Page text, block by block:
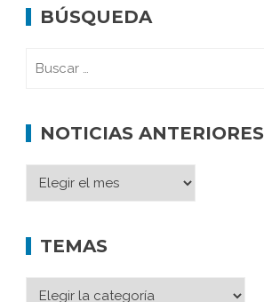
BÚSQUEDA
NOTICIAS ANTERIORES
TEMAS